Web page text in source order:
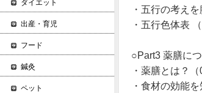
・五行の考え
・五行色体表
○Part3 薬膳に
・薬膳とは？（
・食材の効能
ダイエット
出産・育児
フード
鍼灸
ペット